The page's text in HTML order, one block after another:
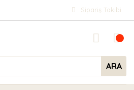
Sipariş Takibi
ARA